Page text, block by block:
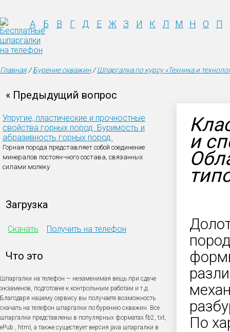
А Б В Г Д Е Ж З И К Л М Н О П
Главная/Бурение скважин/Шпаргалка по курсу «Техника и
« Предыдущий вопрос
Упругие, пластические и прочностные
свойства горных пород. Буримость и
абразивность горных пород.
Горная порода представляет собой соединение
минералов постоян¬ного состава, связанных
силами молеку
Загрузка
Скачать Получить на телефон
Что это
Шпаргалки на телефон — незаменимая вещь при сдаче
экзаменов, подготовке к контрольным работам и т.д.
Благодаря нашему сервису вы получаете возможность
скачать на телефон шпаргалки по бурению скважин. Все
шпаргалки представлены в популярных форматах fb2, txt,
ePub , html, а также существует версия java шпаргалки в
и
По